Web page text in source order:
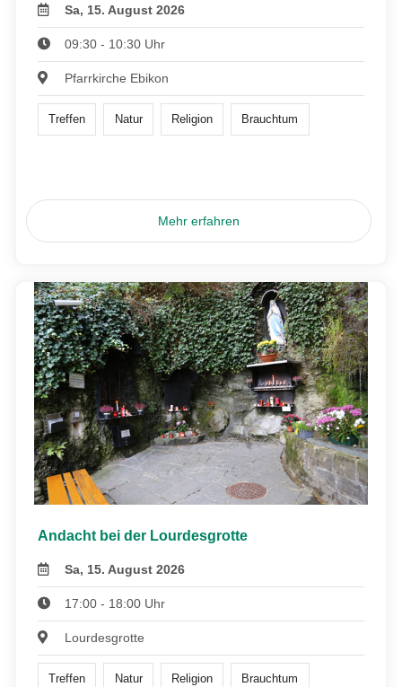
Sa, 15. August 2026
09:30 - 10:30 Uhr
Pfarrkirche Ebikon
Treffen Natur Religion Brauchtum
Mehr erfahren
Andacht bei der Lourdesgrotte
Sa, 15. August 2026
17:00 - 18:00 Uhr
Lourdesgrotte
Treffen Natur Religion Brauchtum